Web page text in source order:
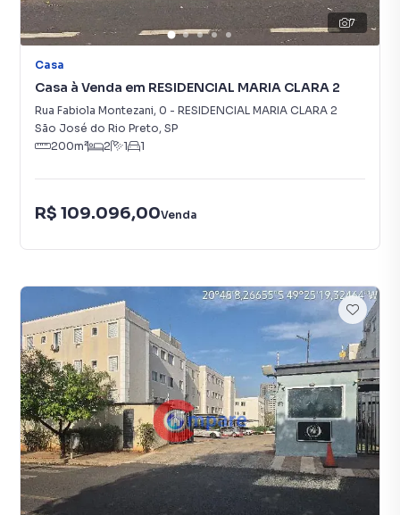
7
Casa
Casa à Venda em RESIDENCIAL MARIA CLARA 2
Rua Fabiola Montezani, 0 - RESIDENCIAL MARIA CLARA 2
São José do Rio Preto, SP
200m² 2 1 1
R$ 109.096,00Venda